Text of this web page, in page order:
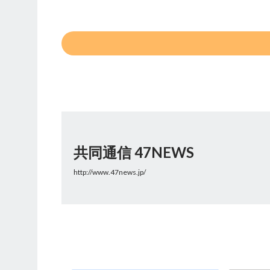
共同通信 47NEWS
http://www.47news.jp/